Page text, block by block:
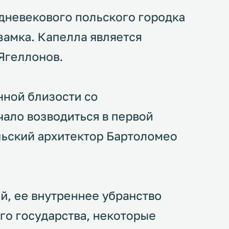
польского городка
Капелла является
близости со
возводиться в первой
архитектор Бартоломео
ее внутреннее убранство
государства, некоторые